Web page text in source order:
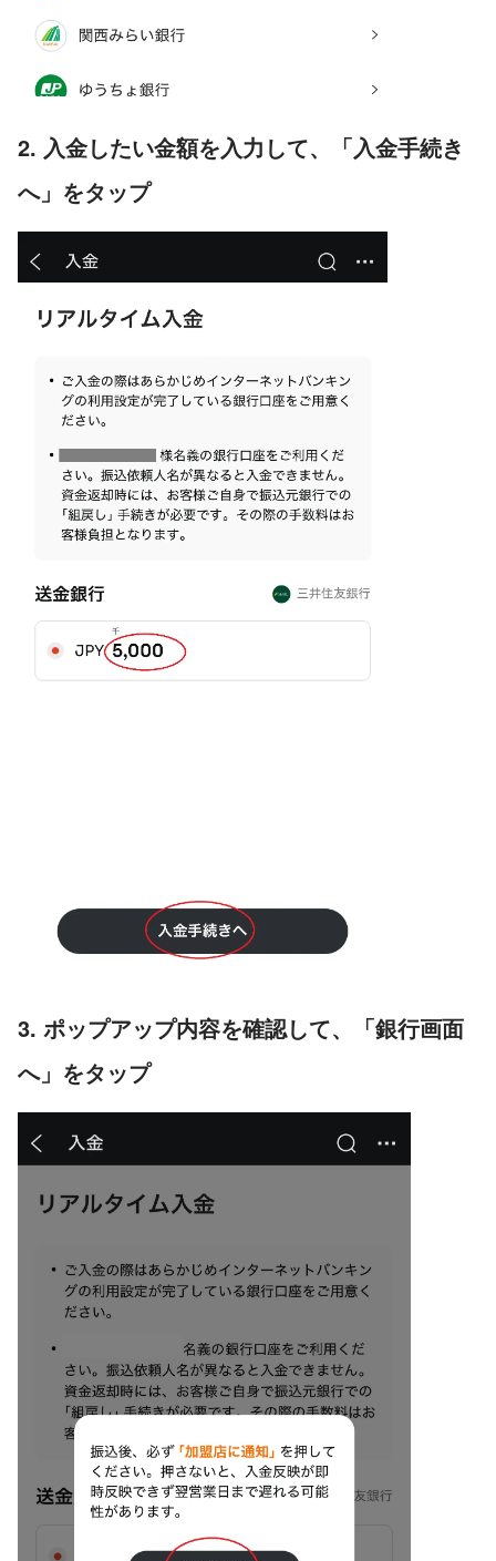
2. 入金したい金額を入力して、「入金手続き
へ」をタップ
3. ポップアップ内容を確認して、「銀行画面
へ」をタップ